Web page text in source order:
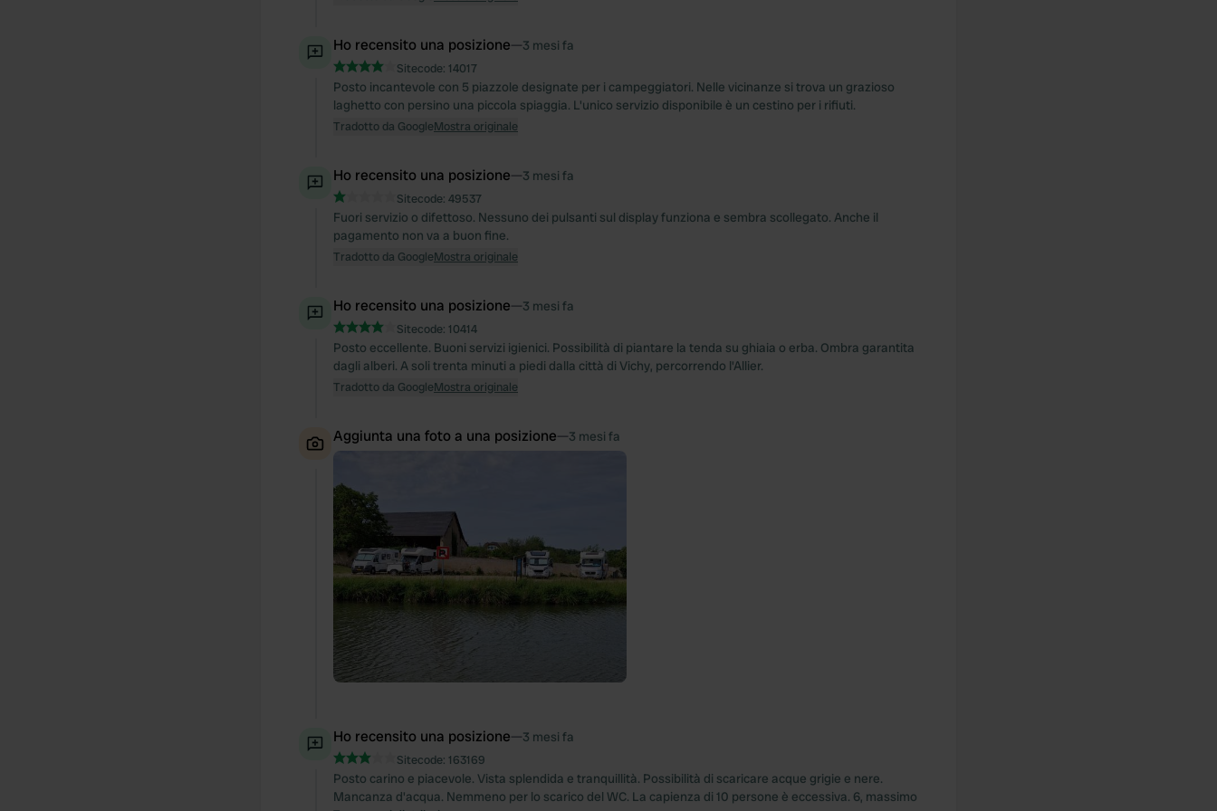
Ho recensito una posizione—3 mesi fa
Sitecode: 14017
Posto incantevole con 5 piazzole designate per i campeggiatori. Nelle vicinanze si trova un grazioso
laghetto con persino una piccola spiaggia. L'unico servizio disponibile è un cestino per i rifiuti.
Tradotto da GoogleMostra originale
Ho recensito una posizione—3 mesi fa
Sitecode: 49537
Fuori servizio o difettoso. Nessuno dei pulsanti sul display funziona e sembra scollegato. Anche il
pagamento non va a buon fine.
Tradotto da GoogleMostra originale
Ho recensito una posizione—3 mesi fa
Sitecode: 10414
Posto eccellente. Buoni servizi igienici. Possibilità di piantare la tenda su ghiaia o erba. Ombra garantita
dagli alberi. A soli trenta minuti a piedi dalla città di Vichy, percorrendo l'Allier.
Tradotto da GoogleMostra originale
Aggiunta una foto a una posizione—3 mesi fa
Ho recensito una posizione—3 mesi fa
Sitecode: 163169
Posto carino e piacevole. Vista splendida e tranquillità. Possibilità di scaricare acque grigie e nere.
Mancanza d'acqua. Nemmeno per lo scarico del WC. La capienza di 10 persone è eccessiva. 6, massimo